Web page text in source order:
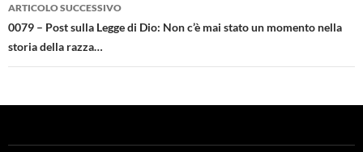
ARTICOLO SUCCESSIVO
0079 – Post sulla Legge di Dio: Non c’è mai stato un momento nella
storia della razza…